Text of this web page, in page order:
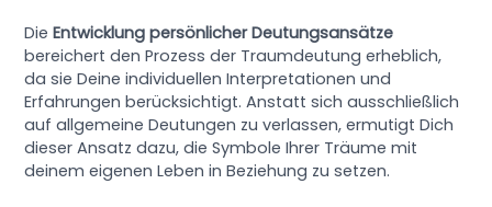
DieEntwicklung persönlicher Deutungsansätze
bereichert den Prozess der Traumdeutung erheblich,
da sie Deine individuellen Interpretationen und
Erfahrungen berücksichtigt. Anstatt sich ausschließlich
auf allgemeine Deutungen zu verlassen, ermutigt Dich
dieser Ansatz dazu, die Symbole Ihrer Träume mit
deinem eigenen Leben in Beziehung zu setzen.